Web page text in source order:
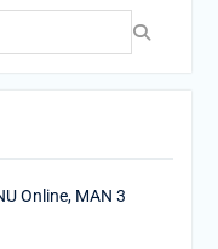
Online, MAN 3